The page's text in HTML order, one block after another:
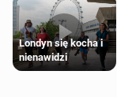
Londyn się kocha i
nienawidzi